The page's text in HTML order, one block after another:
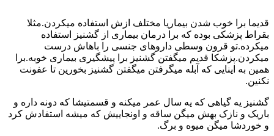
قدیما برا خوب شدن بیماریا مختلف ازش استفاده میکردن.مثلا
بقراط پزشکی بوده که برا درمان بیماری از گشنیز استفاده
میکرده.تو قرون وسطی داروهای جنسی را باهاش درست
میکردن.پزشکا قدیم میگفتن گشنیز برا پیشگیری بیماری خوبه.برا
همین به اینایی که آبله میگرفتن میگفتن گشنیز بخورین تا عفونت
نکنین.
گشنیز یه گیاهی که یه سال عمر میکنه و قسمتیشا که دونه داره و
باریک و نازک بهش میگن ساقه و اونجاییش که میشه استفادش کرد
و خوردشا میگن میوه و برگ.